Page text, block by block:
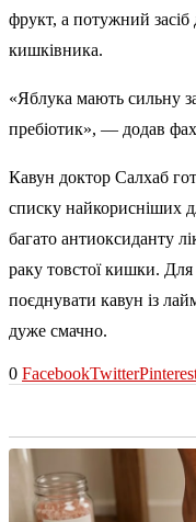
фрукт, а потужний
кишківника.
«Яблука мають сильну
пребіотик», — додав
Кавун доктор Салхаб
списку найкорисніших
багато антиоксиданту
раку товстої кишки.
поєднувати кавун із
дуже смачно.
0 FacebookTwitter